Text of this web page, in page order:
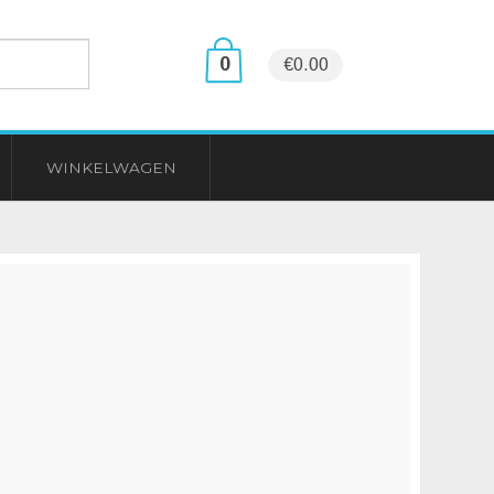
0 €0.00
WINKELWAGEN